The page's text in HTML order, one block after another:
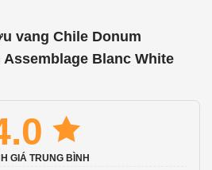
vang Chile Donum
Assemblage Blanc White
GIÁ TRUNG BÌNH